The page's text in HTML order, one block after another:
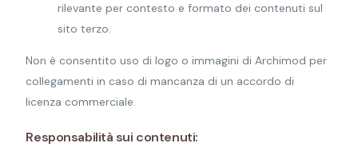
rilevante per contesto e formato dei contenuti sul
sito terzo.
Non è consentito uso di logo o immagini di Archimod per
collegamenti in caso di mancanza di un accordo di
licenza commerciale.
Responsabilità sui contenuti: